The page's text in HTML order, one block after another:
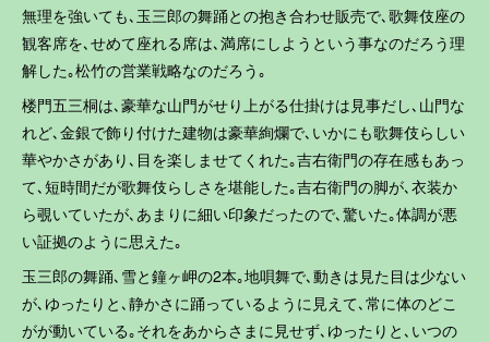
無理を強いても､玉三郎の舞踊との抱き合わせ販売で､歌舞伎座の
観客席を､せめて座れる席は､満席にしようという事なのだろう理
解した｡松竹の営業戦略なのだろう｡
楼門五三桐は､豪華な山門がせり上がる仕掛けは見事だし､山門な
れど､金銀で飾り付けた建物は豪華絢爛で､いかにも歌舞伎らしい
華やかさがあり､目を楽しませてくれた｡吉右衛門の存在感もあっ
て､短時間だが歌舞伎らしさを堪能した｡吉右衛門の脚が､衣装か
ら覗いていたが､あまりに細い印象だったので､驚いた｡体調が悪
い証拠のように思えた｡
玉三郎の舞踊､雪と鐘ヶ岬の2本｡地唄舞で､動きは見た目は少ない
が､ゆったりと､静かさに踊っているように見えて､常に体のどこ
がが動いている｡それをあからさまに見せず､ゆったりと､いつの